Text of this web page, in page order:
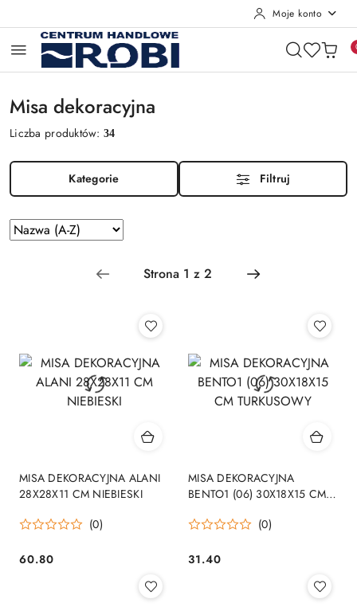
Moje konto
Misa dekoracyjna
Liczba produktów:34
Kategorie Filtruj
Zastosowano
sortowanie:
Sortuj
według
MISA DEKORACYJNA ALANI
28X28X11 CM NIEBIESKI
(0)
Cena:
60.80
MISA DEKORACYJNA
BENTO1 (06) 30X18X15 CM
(0)
Cena:
31.40